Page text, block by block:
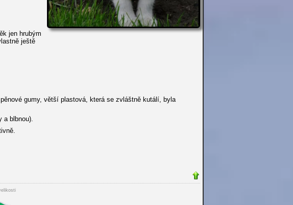
jen hrubým
ještě
gumy, větší plastová, která se zvláštně kutálí, byla
a blbnou).